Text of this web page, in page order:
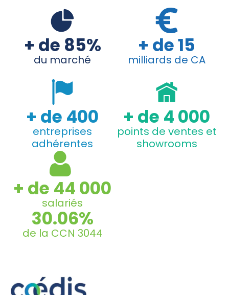
+ de 85%
du marché
+ de 15
milliards de CA
+ de 400
entreprises
adhérentes
+ de 4 000
points de ventes et
showrooms
+ de 44 000
salariés
30.06%
de la CCN 3044